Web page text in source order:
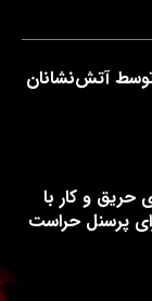
آتش‌نشانان
حریق و کار با
پرسنل حراست